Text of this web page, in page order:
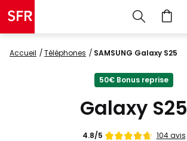
Accueil Téléphones SAMSUNG Galaxy S25
50€ Bonus reprise
Galaxy S25
Note
4.8/5 104 avis